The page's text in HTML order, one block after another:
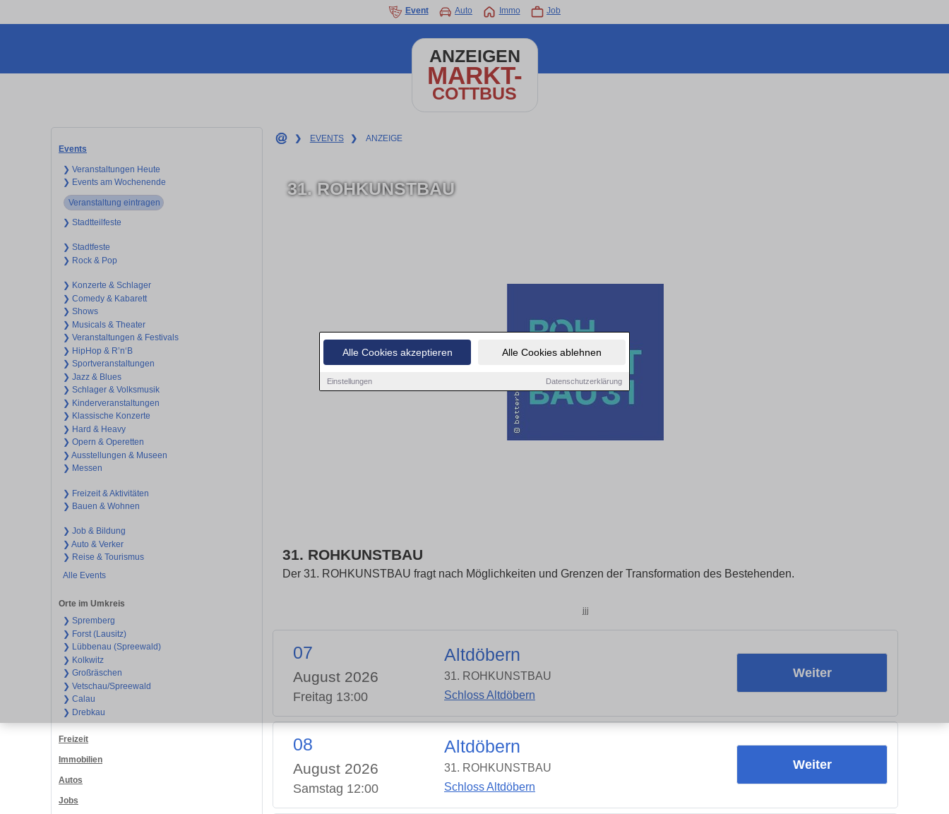
Alle Cookies akzeptieren Alle Cookies ablehnen
Einstellungen Datenschutzerklärung
Event Auto Immo Job
ANZEIGEN
MARKT-
COTTBUS
Events
❯ Veranstaltungen Heute
❯ Events am Wochenende
Veranstaltung eintragen
❯ Stadtteilfeste
❯ Stadtfeste
❯ Rock & Pop
❯ Konzerte & Schlager
❯ Comedy & Kabarett
❯ Shows
❯ Musicals & Theater
❯ Veranstaltungen & Festivals
❯ HipHop & R’n‘B
❯ Sportveranstaltungen
❯ Jazz & Blues
❯ Schlager & Volksmusik
❯ Kinderveranstaltungen
❯ Klassische Konzerte
❯ Hard & Heavy
❯ Opern & Operetten
❯ Ausstellungen & Museen
❯ Messen
❯ Freizeit & Aktivitäten
❯ Bauen & Wohnen
❯ Job & Bildung
❯ Auto & Verker
❯ Reise & Tourismus
Alle Events
Orte im Umkreis
❯ Spremberg
❯ Forst (Lausitz)
❯ Lübbenau (Spreewald)
❯ Kolkwitz
❯ Großräschen
❯ Vetschau/Spreewald
❯ Calau
❯ Drebkau
Freizeit
Immobilien
Autos
Jobs
❯ EVENTS ❯ ANZEIGE
31. ROHKUNSTBAU
31. ROHKUNSTBAU
Der 31. ROHKUNSTBAU fragt nach Möglichkeiten und Grenzen der Transformation des Bestehenden.
jjj
07
August 2026
Freitag 13:00
Altdöbern
31. ROHKUNSTBAU
Schloss Altdöbern
Weiter
08
August 2026
Samstag 12:00
Altdöbern
31. ROHKUNSTBAU
Schloss Altdöbern
Weiter